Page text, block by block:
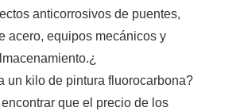
anticorrosivos de puentes,
acero, equipos mecánicos y
un kilo de pintura fluorocarbona?
que el precio de los